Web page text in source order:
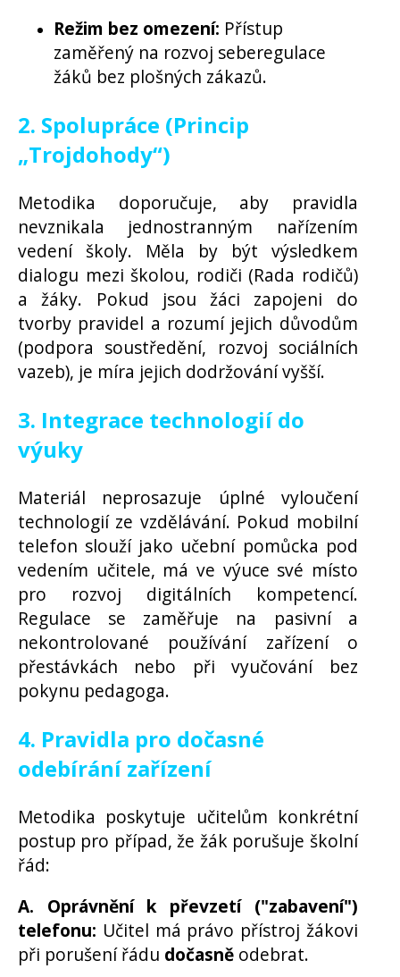
Režim bez omezení: Přístup
zaměřený na rozvoj seberegulace
žáků bez plošných zákazů.
2. Spolupráce (Princip
„Trojdohody“)
Metodika doporučuje, aby pravidla
nevznikala jednostranným nařízením
vedení školy. Měla by být výsledkem
dialogu mezi školou, rodiči (Rada rodičů)
a žáky. Pokud jsou žáci zapojeni do
tvorby pravidel a rozumí jejich důvodům
(podpora soustředění, rozvoj sociálních
vazeb), je míra jejich dodržování vyšší.
3. Integrace technologií do
výuky
Materiál neprosazuje úplné vyloučení
technologií ze vzdělávání. Pokud mobilní
telefon slouží jako učební pomůcka pod
vedením učitele, má ve výuce své místo
pro rozvoj digitálních kompetencí.
Regulace se zaměřuje na pasivní a
nekontrolované používání zařízení o
přestávkách nebo při vyučování bez
pokynu pedagoga.
4. Pravidla pro dočasné
odebírání zařízení
Metodika poskytuje učitelům konkrétní
postup pro případ, že žák porušuje školní
řád:
A. Oprávnění k převzetí ("zabavení")
telefonu: Učitel má právo přístroj žákovi
při porušení řádu dočasně odebrat.